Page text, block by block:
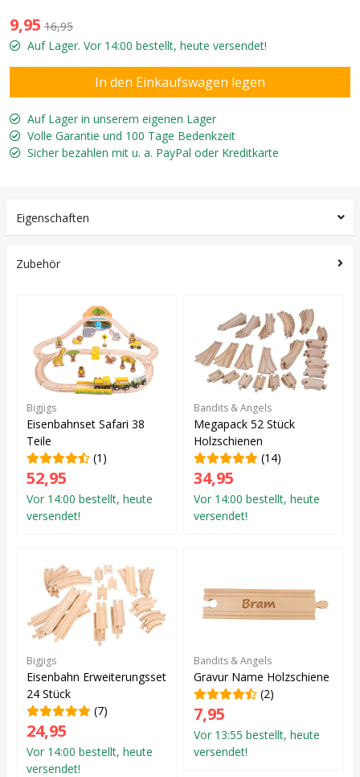
9,95 16,95
Auf Lager. Vor 14:00 bestellt, heute versendet!
Auf Lager in unserem eigenen Lager
Volle Garantie und 100 Tage Bedenkzeit
Sicher bezahlen mit u. a. PayPal oder Kreditkarte
Eigenschaften
Zubehör
Bigjigs
Eisenbahnset Safari 38
Teile
(1)
52,95
Vor 14:00 bestellt, heute
versendet!
Bandits & Angels
Megapack 52 Stück
Holzschienen
(14)
34,95
Vor 14:00 bestellt, heute
versendet!
Bigjigs
Eisenbahn Erweiterungsset
24 Stück
(7)
24,95
Vor 14:00 bestellt, heute
versendet!
Bandits & Angels
Gravur Name Holzschiene
(2)
7,95
Vor 13:55 bestellt, heute
versendet!